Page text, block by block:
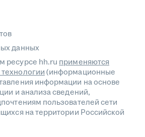
данных
ресурсе hh.ru применяются
(информационные
информации на основе
и анализа сведений,
пользователей сети
на территории Российской